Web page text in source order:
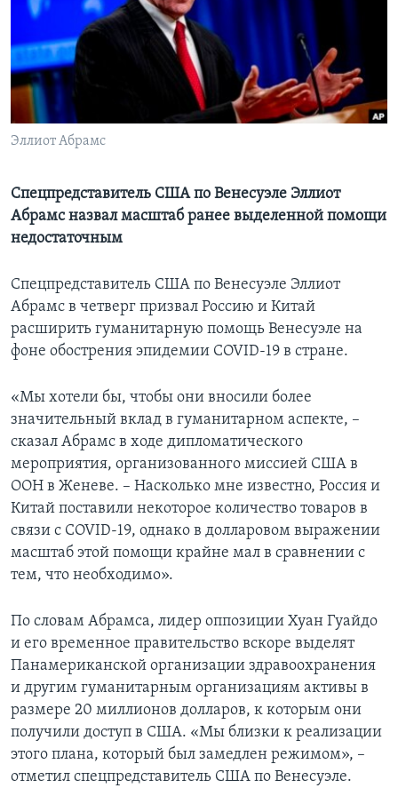
Learning English
СОЦИАЛЬНЫЕ СЕТИ
Эллиот Абрамс
Спецпредставитель США по Венесуэле Эллиот
Абрамс назвал масштаб ранее выделенной помощи
недостаточным
Спецпредставитель США по Венесуэле Эллиот
Абрамс в четверг призвал Россию и Китай
расширить гуманитарную помощь Венесуэле на
фоне обострения эпидемии COVID-19 в стране.
«Мы хотели бы, чтобы они вносили более
значительный вклад в гуманитарном аспекте, –
сказал Абрамс в ходе дипломатического
мероприятия, организованного миссией США в
ООН в Женеве. – Насколько мне известно, Россия и
Китай поставили некоторое количество товаров в
связи с COVID-19, однако в долларовом выражении
масштаб этой помощи крайне мал в сравнении с
тем, что необходимо».
По словам Абрамса, лидер оппозиции Хуан Гуайдо
и его временное правительство вскоре выделят
Панамериканской организации здравоохранения
и другим гуманитарным организациям активы в
размере 20 миллионов долларов, к которым они
получили доступ в США. «Мы близки к реализации
этого плана, который был замедлен режимом», –
отметил спецпредставитель США по Венесуэле.